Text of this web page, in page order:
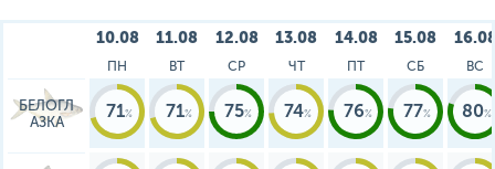
10.08
ПН
11.08
ВТ
12.08
СР
13.08
ЧТ
14.08
ПТ
15.08
СБ ВС
БЕЛОГЛ
АЗКА
71 71 75 74 76 77 80